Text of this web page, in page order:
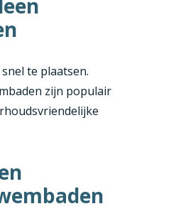
te plaatsen.
zijn populair